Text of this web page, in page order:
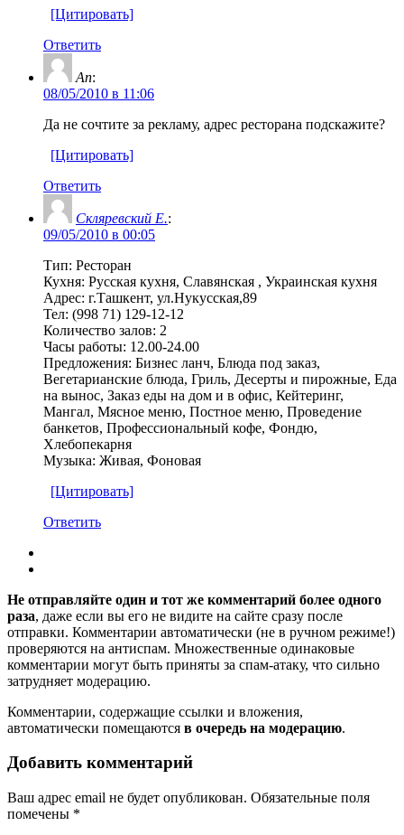
[Цитировать]
Ответить
An:
08/05/2010 в 11:06
Да не сочтите за рекламу, адрес ресторана подскажите?
[Цитировать]
Ответить
Скляревский Е.:
09/05/2010 в 00:05
Тип: Ресторан
Кухня: Русская кухня, Славянская , Украинская кухня
Адрес: г.Ташкент, ул.Нукусская,89
Тел: (998 71) 129-12-12
Количество залов: 2
Часы работы: 12.00-24.00
Предложения: Бизнес ланч, Блюда под заказ,
Вегетарианские блюда, Гриль, Десерты и пирожные, Еда
на вынос, Заказ еды на дом и в офис, Кейтеринг,
Мангал, Мясное меню, Постное меню, Проведение
банкетов, Профессиональный кофе, Фондю,
Хлебопекарня
Музыка: Живая, Фоновая
[Цитировать]
Ответить
Не отправляйте один и тот же комментарий более одного
раза, даже если вы его не видите на сайте сразу после
отправки. Комментарии автоматически (не в ручном режиме!)
проверяются на антиспам. Множественные одинаковые
комментарии могут быть приняты за спам-атаку, что сильно
затрудняет модерацию.
Комментарии, содержащие ссылки и вложения,
автоматически помещаются в очередь на модерацию.
Добавить комментарий
Ваш адрес email не будет опубликован. Обязательные поля
помечены *